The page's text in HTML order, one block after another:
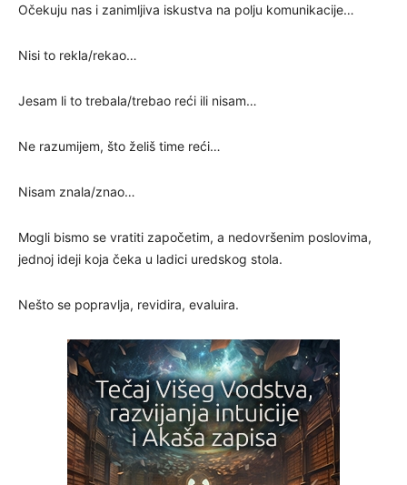
Očekuju nas i zanimljiva iskustva na polju komunikacije…
Nisi to rekla/rekao…
Jesam li to trebala/trebao reći ili nisam…
Ne razumijem, što želiš time reći…
Nisam znala/znao…
Mogli bismo se vratiti započetim, a nedovršenim poslovima,
jednoj ideji koja čeka u ladici uredskog stola.
Nešto se popravlja, revidira, evaluira.